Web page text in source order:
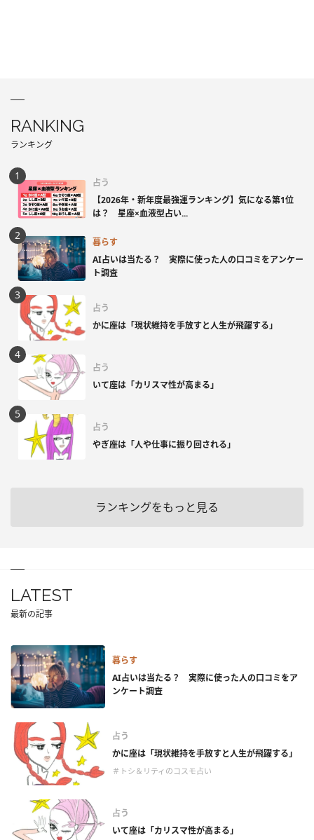
RANKING
ランキング
占う
【2026年・新年度最強運ランキング】気になる第1位
は？ 星座×血液型占い...
暮らす
AI占いは当たる？ 実際に使った人の口コミをアンケー
ト調査
占う
かに座は「現状維持を手放すと人生が飛躍する」
占う
いて座は「カリスマ性が高まる」
占う
やぎ座は「人や仕事に振り回される」
ランキングをもっと見る
LATEST
最新の記事
暮らす
AI占いは当たる？ 実際に使った人の口コミをア
ンケート調査
占う
かに座は「現状維持を手放すと人生が飛躍する」
＃トシ＆リティのコスモ占い
占う
いて座は「カリスマ性が高まる」